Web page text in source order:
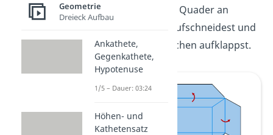
in Gedanken den Quader an
einigen Kanten aufschneidest und
die einzelnen Flächen aufklappst.
Geometrie
Dreieck Aufbau
Ankathete,
Gegenkathete,
Hypotenuse
1/5 – Dauer: 03:24
Höhen- und
Kathetensatz